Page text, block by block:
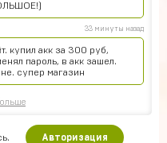
33 минуты назад
купил акк за 300 руб,
пароль, в акк зашел.
супер магазин
Авторизация